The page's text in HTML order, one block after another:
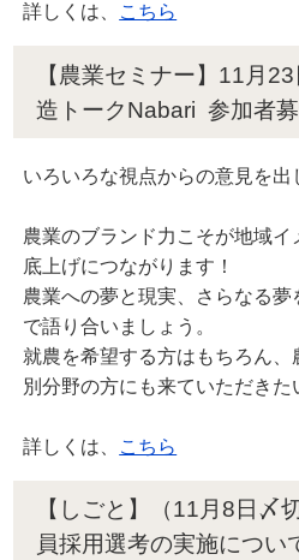
詳しくは、 こちら
【農業セミナー】11月
造トークNabari 参加者募
いろいろな視点からの意見を出
農業のブランド力こそが地域イ
底上げにつながります！
農業への夢と現実、さらなる夢
で語り合いましょう。
就農を希望する方はもちろん、
別分野の方にも来ていただきた
詳しくは、 こちら
【しごと】（11月8日〆
員採用選考の実施につい